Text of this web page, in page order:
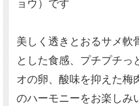
ョウ）です
美しく透きとおるサメ軟
とした食感、プチプチっ
オの卵、酸味を抑えた梅
のハーモニーをお楽しみ